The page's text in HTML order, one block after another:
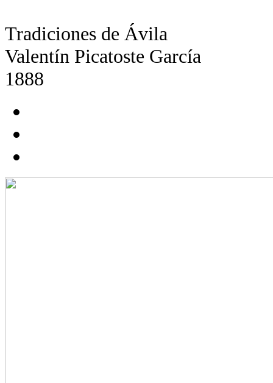
Tradiciones de Ávila
Valentín Picatoste García
1888